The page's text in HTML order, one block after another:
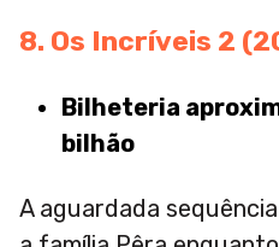
8. Os Incríveis 2
Bilheteria
bilhão
A aguardada